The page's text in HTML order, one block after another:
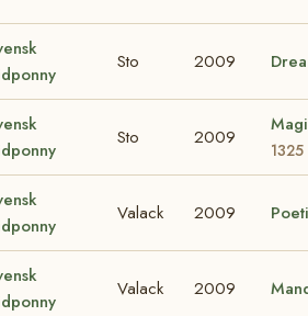
Sto 2009
Sto 2009
1325
Valack 2009
Valack 2009